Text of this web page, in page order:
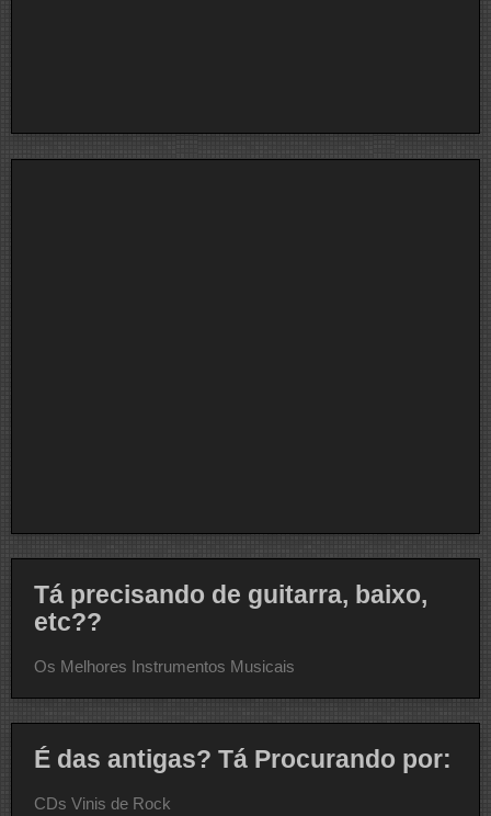
Tá precisando de guitarra, baixo,
etc??
Os Melhores Instrumentos Musicais
É das antigas? Tá Procurando por:
CDs Vinis de Rock